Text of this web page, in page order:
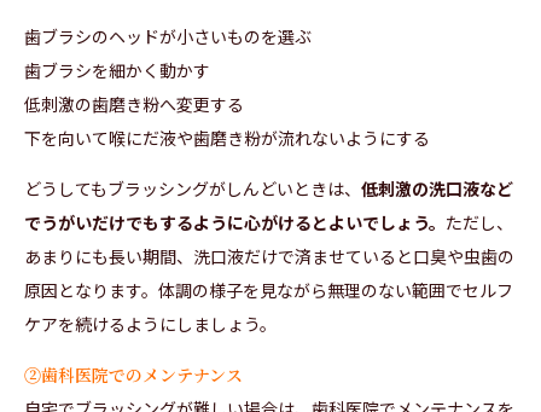
歯ブラシのヘッドが小さいものを選ぶ
歯ブラシを細かく動かす
低刺激の歯磨き粉へ変更する
下を向いて喉にだ液や歯磨き粉が流れないようにする
どうしてもブラッシングがしんどいときは、 低刺激の洗口液など
でうがいだけでもするように心がけるとよいでしょう。 ただし、
あまりにも長い期間、洗口液だけで済ませていると口臭や虫歯の
原因となります。体調の様子を見ながら無理のない範囲でセルフ
ケアを続けるようにしましょう。
②歯科医院でのメンテナンス